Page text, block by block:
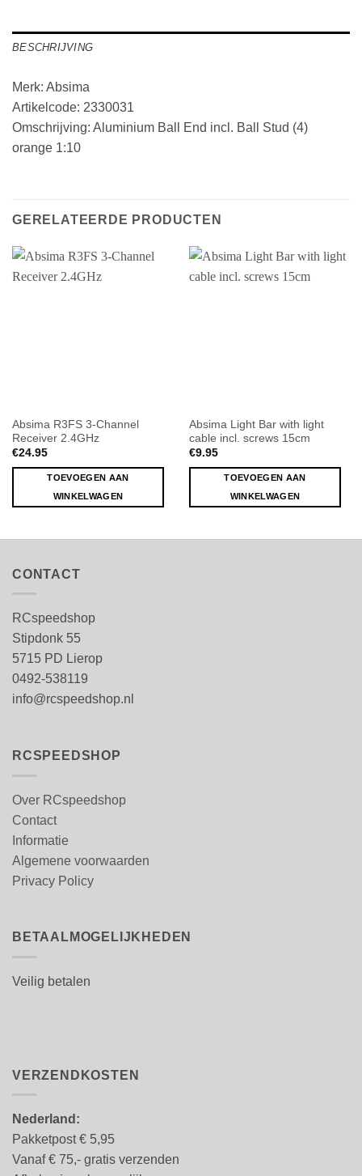
BESCHRIJVING
Merk: Absima
Artikelcode: 2330031
Omschrijving: Aluminium Ball End incl. Ball Stud (4)
orange 1:10
GERELATEERDE PRODUCTEN
Absima R3FS 3-Channel
Receiver 2.4GHz
€24.95
TOEVOEGEN AAN
WINKELWAGEN
Absima Light Bar with light
cable incl. screws 15cm
€9.95
TOEVOEGEN AAN
WINKELWAGEN
CONTACT
RCspeedshop
Stipdonk 55
5715 PD Lierop
0492-538119
info@rcspeedshop.nl
RCSPEEDSHOP
Over RCspeedshop
Contact
Informatie
Algemene voorwaarden
Privacy Policy
BETAALMOGELIJKHEDEN
Veilig betalen
VERZENDKOSTEN
Nederland:
Pakketpost € 5,95
Vanaf € 75,- gratis verzenden